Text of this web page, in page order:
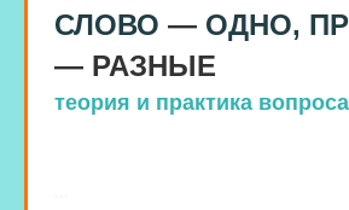
СЛОВО — ОДНО,
— РАЗНЫЕ
теория и практика вопроса